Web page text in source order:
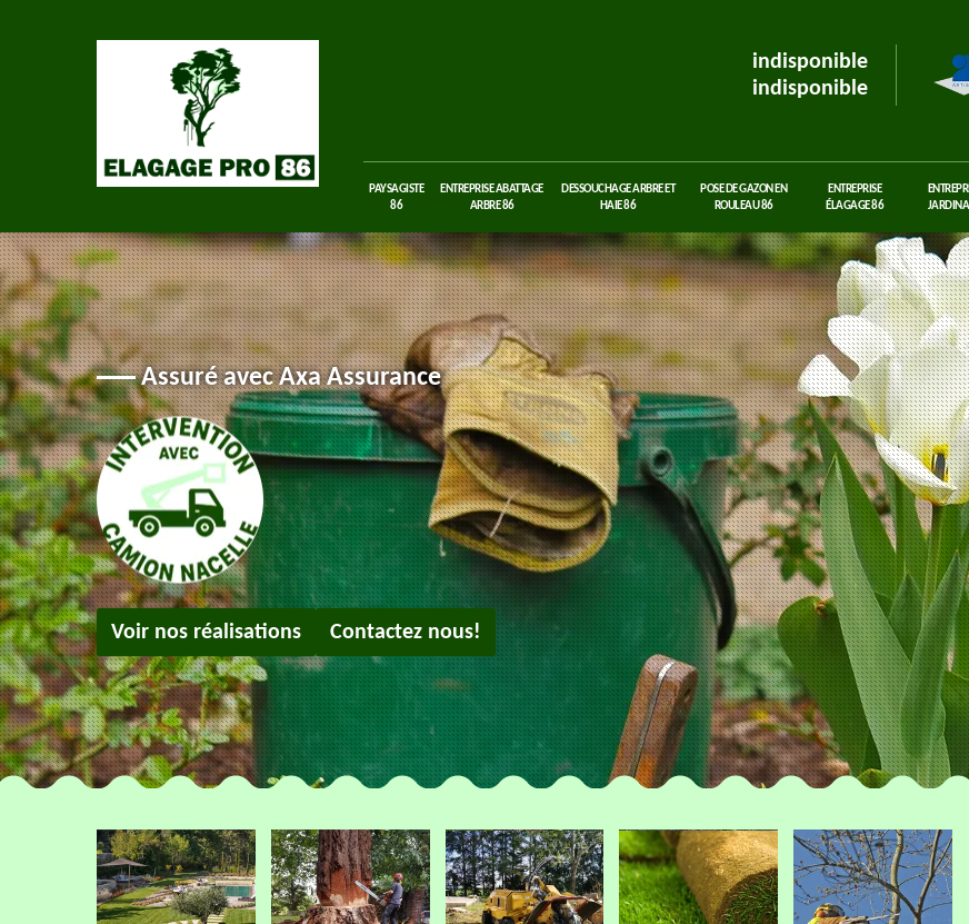
indisponible
indisponible
PAYSAGISTE
86
ENTREPRISE ABATTAGE
ARBRE 86
DESSOUCHAGE ARBRE ET
HAIE 86
POSE DE GAZON EN
ROULEAU 86
ENTREPRISE
ÉLAGAGE 86
Assuré avec Axa Assurance
Voir nos réalisations Contactez nous!